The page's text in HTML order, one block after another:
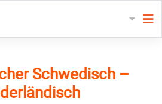
Schwedisch –